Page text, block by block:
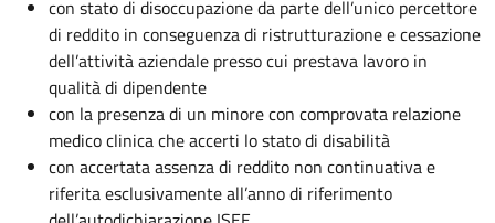
con stato di disoccupazione da parte dell’unico percettore
di reddito in conseguenza di ristrutturazione e cessazione
dell’attività aziendale presso cui prestava lavoro in
qualità di dipendente
con la presenza di un minore con comprovata relazione
medico clinica che accerti lo stato di disabilità
con accertata assenza di reddito non continuativa e
riferita esclusivamente all’anno di riferimento